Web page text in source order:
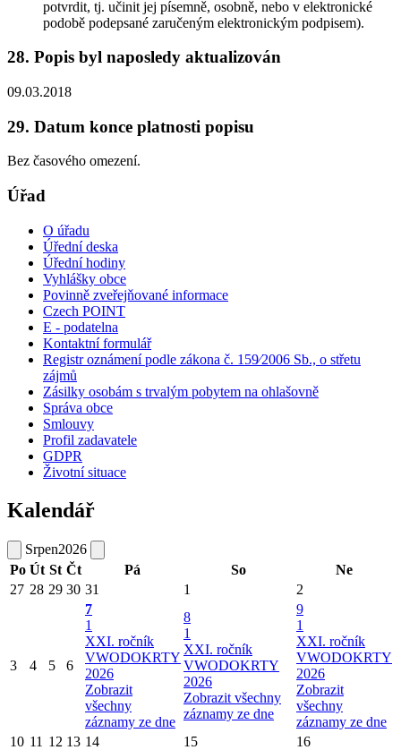
potvrdit, tj. učinit jej písemně, osobně, nebo v elektronické
podobě podepsané zaručeným elektronickým podpisem).
28. Popis byl naposledy aktualizován
09.03.2018
29. Datum konce platnosti popisu
Bez časového omezení.
Úřad
O úřadu
Úřední deska
Úřední hodiny
Vyhlášky obce
Povinně zveřejňované informace
Czech POINT
E - podatelna
Kontaktní formulář
Registr oznámení podle zákona č. 159⁄2006 Sb., o střetu
zájmů
Zásilky osobám s trvalým pobytem na ohlašovně
Správa obce
Smlouvy
Profil zadavatele
GDPR
Životní situace
Kalendář
Srpen2026
Po Út St Čt Pá So
Ne
27 28 29 30 31 1 2
3 4 5 6
7
1
XXI. ročník
VWODOKRTY
2026
Zobrazit
všechny
záznamy ze dne
8
1
XXI. ročník
VWODOKRTY
2026
Zobrazit všechny
záznamy ze dne
9
1
XXI. ročník
VWODOKRTY
2026
Zobrazit
všechny
záznamy ze dne
10 11 12 13 14 15 16